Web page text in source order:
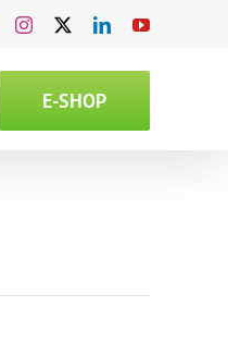
FacebookInstagram LinkedInYouTube
E-SHOP